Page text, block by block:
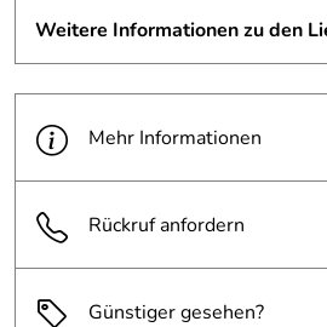
Weitere Informationen zu den
Mehr Informationen
Rückruf anfordern
Günstiger gesehen?